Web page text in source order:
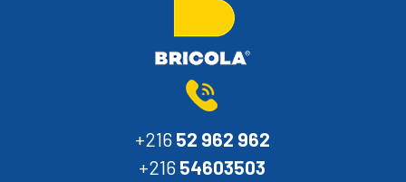
+216 52 962 962
+216 54603503